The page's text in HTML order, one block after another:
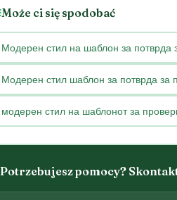
Może ci się spodobać
Модерен стил на шаблон за потврда
Модерен стил шаблон за потврда за
модерен стил на шаблонот за
Potrzebujesz pomocy?